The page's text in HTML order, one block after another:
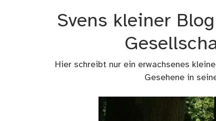
Svens kleiner
Hier schreibt nur ein erwachsenes
Gesehene in